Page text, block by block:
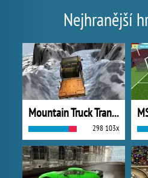
Nejhranější
Mountain Truck Transport
298 103x